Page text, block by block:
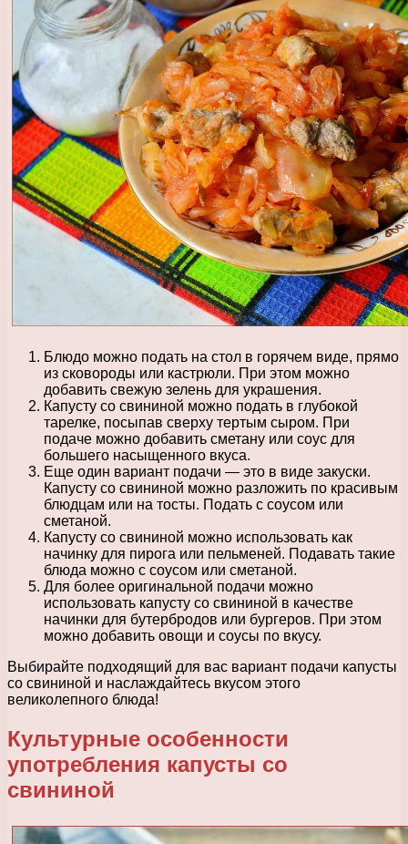
Блюдо можно подать на стол в горячем виде, прямо
из сковороды или кастрюли. При этом можно
добавить свежую зелень для украшения.
Капусту со свининой можно подать в глубокой
тарелке, посыпав сверху тертым сыром. При
подаче можно добавить сметану или соус для
большего насыщенного вкуса.
Еще один вариант подачи — это в виде закуски.
Капусту со свининой можно разложить по красивым
блюдцам или на тосты. Подать с соусом или
сметаной.
Капусту со свининой можно использовать как
начинку для пирога или пельменей. Подавать такие
блюда можно с соусом или сметаной.
Для более оригинальной подачи можно
использовать капусту со свининой в качестве
начинки для бутербродов или бургеров. При этом
можно добавить овощи и соусы по вкусу.
Выбирайте подходящий для вас вариант подачи капусты
со свининой и наслаждайтесь вкусом этого
великолепного блюда!
Культурные особенности
употребления капусты со
свининой